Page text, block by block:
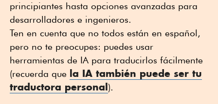
principiantes hasta opciones avanzadas para
desarrolladores e ingenieros.
Ten en cuenta que no todos están en español,
pero no te preocupes: puedes usar
herramientas de IA para traducirlos fácilmente
(recuerda que la IA también puede ser tu
traductora personal ).